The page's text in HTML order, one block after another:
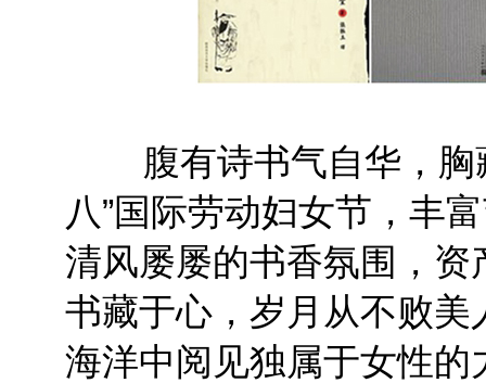
腹有诗书气自华，胸
八”国际劳动妇女节，丰
清风屡屡的书香氛围，资
书藏于心，岁月从不败美
海洋中阅见独属于女性